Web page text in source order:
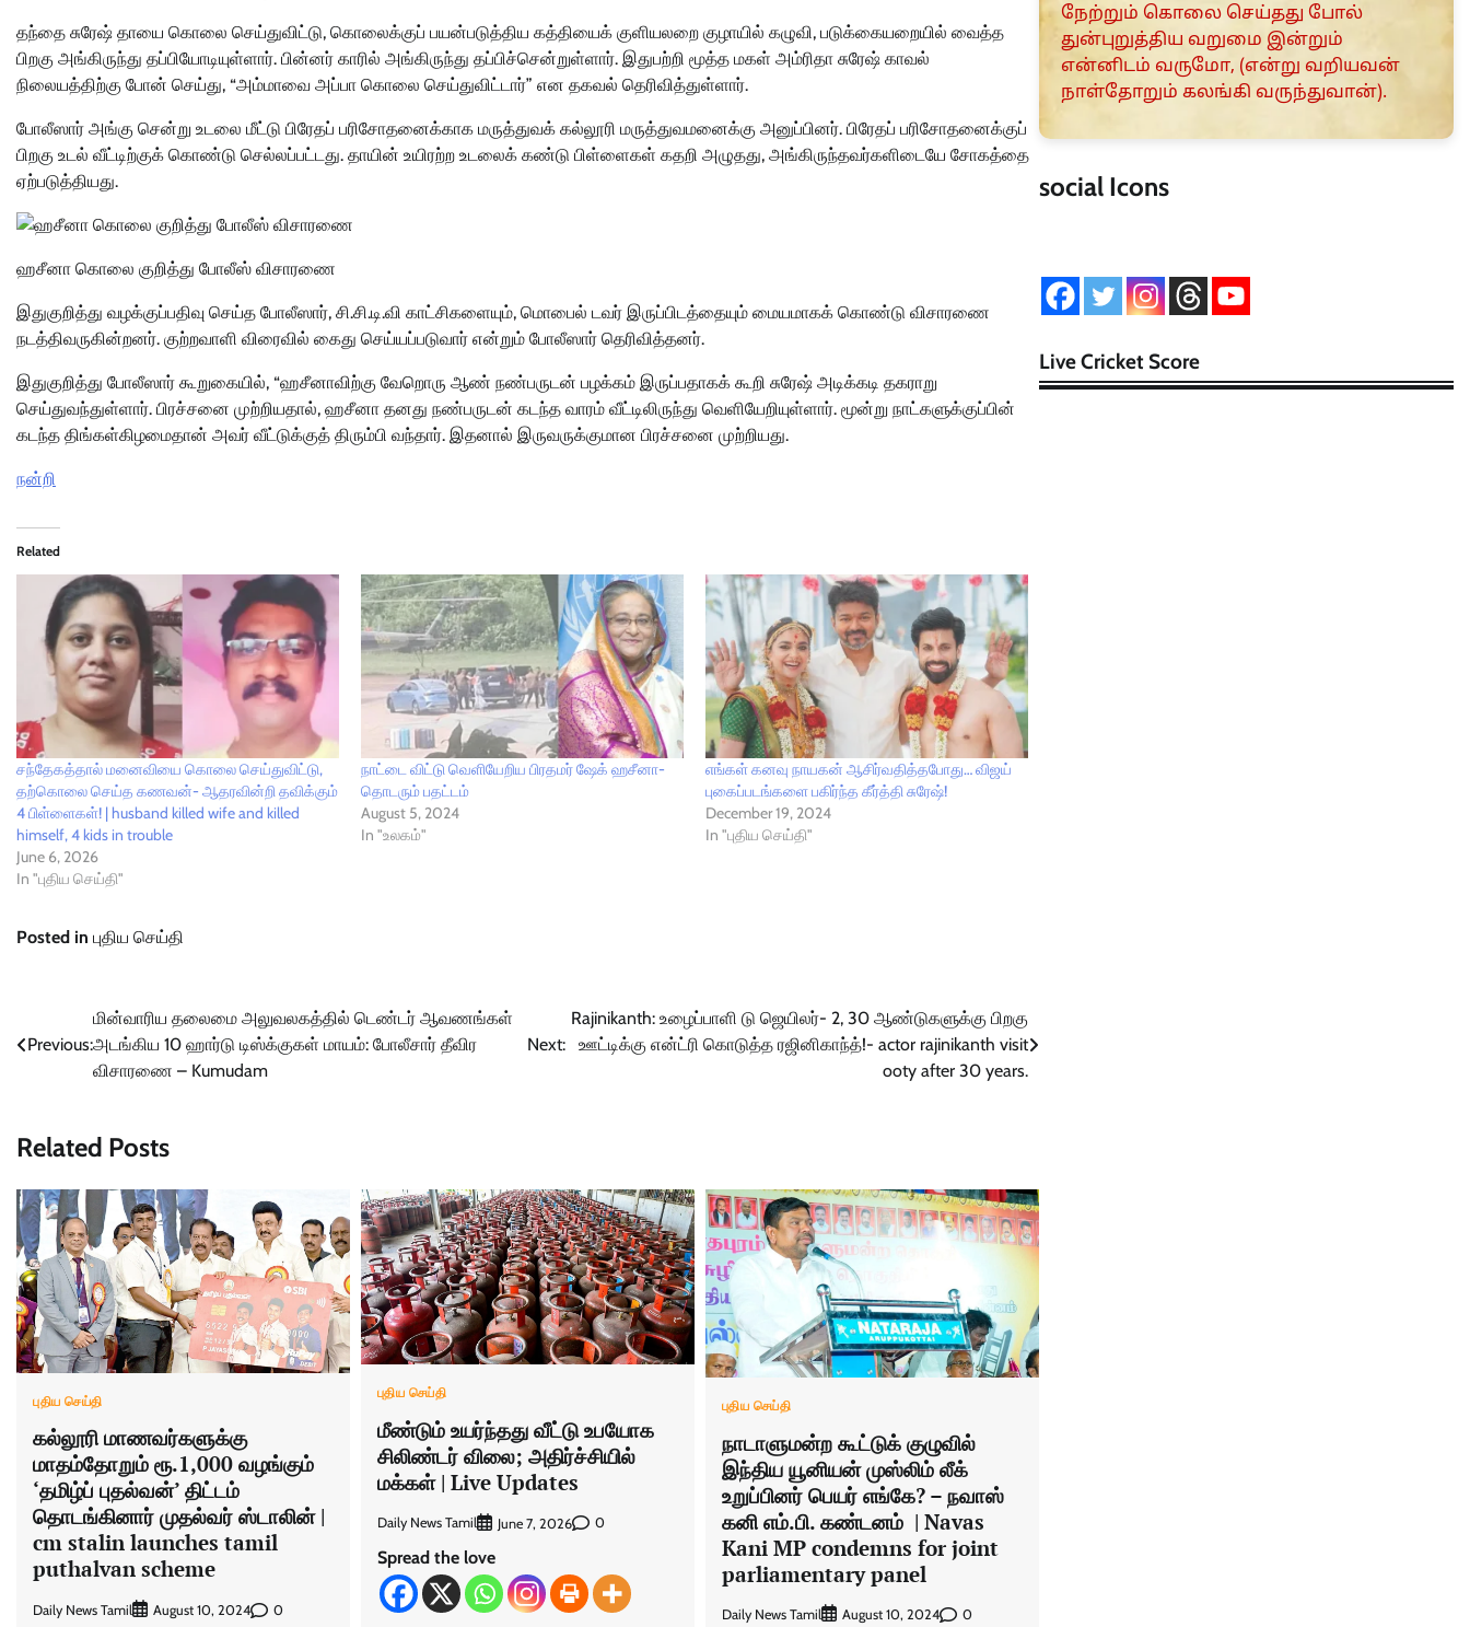
தந்தை சுரேஷ் தாயை கொலை செய்துவிட்டு, கொலைக்குப் பயன்படுத்திய கத்தியைக் குளியலறை குழாயில் கழுவி, படுக்கையறையில் வைத்த
பிறகு அங்கிருந்து தப்பியோடியுள்ளார். பின்னர் காரில் அங்கிருந்து தப்பிச்சென்றுள்ளார். இதுபற்றி மூத்த மகள் அம்ரிதா சுரேஷ் காவல்
நிலையத்திற்கு போன் செய்து, “அம்மாவை அப்பா கொலை செய்துவிட்டார்” என தகவல் தெரிவித்துள்ளார்.
போலீஸார் அங்கு சென்று உடலை மீட்டு பிரேதப் பரிசோதனைக்காக மருத்துவக் கல்லூரி மருத்துவமனைக்கு அனுப்பினர். பிரேதப் பரிசோதனைக்குப்
பிறகு உடல் வீட்டிற்குக் கொண்டு செல்லப்பட்டது. தாயின் உயிரற்ற உடலைக் கண்டு பிள்ளைகள் கதறி அழுதது, அங்கிருந்தவர்களிடையே சோகத்தை
ஏற்படுத்தியது.
ஹசீனா கொலை குறித்து போலீஸ் விசாரணை
இதுகுறித்து வழக்குப்பதிவு செய்த போலீஸார், சி.சி.டி.வி காட்சிகளையும், மொபைல் டவர் இருப்பிடத்தையும் மையமாகக் கொண்டு விசாரணை
நடத்திவருகின்றனர். குற்றவாளி விரைவில் கைது செய்யப்படுவார் என்றும் போலீஸார் தெரிவித்தனர்.
இதுகுறித்து போலீஸார் கூறுகையில், “ஹசீனாவிற்கு வேறொரு ஆண் நண்பருடன் பழக்கம் இருப்பதாகக் கூறி சுரேஷ் அடிக்கடி தகராறு
செய்துவந்துள்ளார். பிரச்சனை முற்றியதால், ஹசீனா தனது நண்பருடன் கடந்த வாரம் வீட்டிலிருந்து வெளியேறியுள்ளார். மூன்று நாட்களுக்குப்பின்
கடந்த திங்கள்கிழமைதான் அவர் வீட்டுக்குத் திரும்பி வந்தார். இதனால் இருவருக்குமான பிரச்சனை முற்றியது.
நன்றி
Related
சந்தேகத்தால் மனைவியை கொலை செய்துவிட்டு,
தற்கொலை செய்த கணவன்- ஆதரவின்றி தவிக்கும்
4 பிள்ளைகள்! | husband killed wife and killed
himself, 4 kids in trouble
June 6, 2026
In "புதிய செய்தி"
நாட்டை விட்டு வெளியேறிய பிரதமர் ஷேக் ஹசீனா-
தொடரும் பதட்டம்
August 5, 2024
In "உலகம்"
எங்கள் கனவு நாயகன் ஆசிர்வதித்தபோது… விஜய்
புகைப்படங்களை பகிர்ந்த கீர்த்தி சுரேஷ்!
December 19, 2024
In "புதிய செய்தி"
Posted in புதிய செய்தி
navigation
Previous:
மின்வாரிய தலைமை அலுவலகத்தில் டெண்டர் ஆவணங்கள்
அடங்கிய 10 ஹார்டு டிஸ்க்குகள் மாயம்: போலீசார் தீவிர
விசாரணை – Kumudam
Next:
Rajinikanth: உழைப்பாளி டு ஜெயிலர்- 2, 30 ஆண்டுகளுக்கு பிறகு
ஊட்டிக்கு என்ட்ரி கொடுத்த ரஜினிகாந்த்!- actor rajinikanth visit
ooty after 30 years.
Related Posts
புதிய செய்தி
கல்லூரி மாணவர்களுக்கு
மாதம்தோறும் ரூ.1,000 வழங்கும்
‘தமிழ்ப் புதல்வன்’ திட்டம்
தொடங்கினார் முதல்வர் ஸ்டாலின் |
cm stalin launches tamil
puthalvan scheme
Daily News Tamil August 10, 2024 0
புதிய செய்தி
மீண்டும் உயர்ந்தது வீட்டு உபயோக
சிலிண்டர் விலை; அதிர்ச்சியில்
மக்கள் | Live Updates
Daily News Tamil June 7, 2026 0
Spread the love
புதிய செய்தி
நாடாளுமன்ற கூட்டுக் குழுவில்
இந்திய யூனியன் முஸ்லிம் லீக்
உறுப்பினர் பெயர் எங்கே? – நவாஸ்
கனி எம்.பி. கண்டனம் | Navas
Kani MP condemns for joint
parliamentary panel
Daily News Tamil August 10, 2024 0
நேற்றும் கொலை செய்தது போல்
துன்புறுத்திய வறுமை இன்றும்
என்னிடம் வருமோ, (என்று வறியவன்
நாள்தோறும் கலங்கி வருந்துவான்).
social Icons
Live Cricket Score